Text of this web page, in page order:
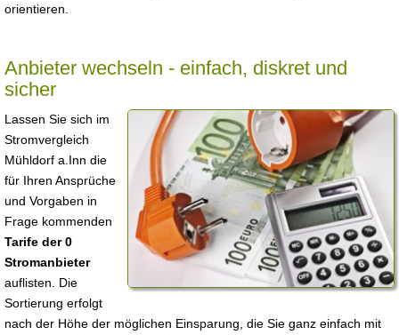
orientieren.
Anbieter wechseln - einfach, diskret und
sicher
Lassen Sie sich im
Stromvergleich
Mühldorf a.Inn die
für Ihren Ansprüche
und Vorgaben in
Frage kommenden
Tarife der 0
Stromanbieter
auflisten. Die
Sortierung erfolgt
nach der Höhe der möglichen Einsparung, die Sie ganz einfach mit